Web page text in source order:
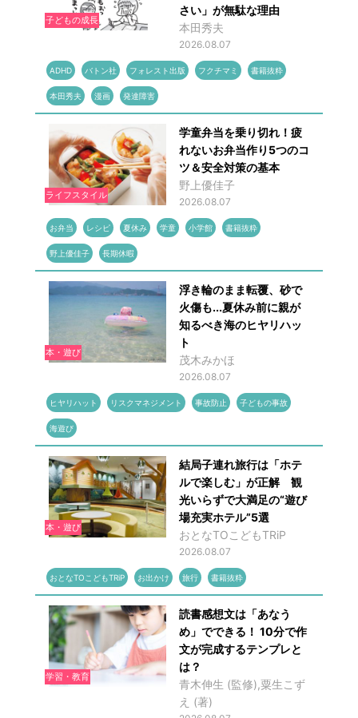
子どもの成長
さい」が無駄な理由
本田秀夫
2026.08.07
ADHD バトン社 フォレスト出版 フクチマミ 書籍抜粋
本田秀夫 漫画 発達障害
ライフスタイル
学童弁当を乗り切れ！疲
れないお弁当作り5つのコ
ツ＆安全対策の基本
野上優佳子
2026.08.07
お弁当 レシピ 夏休み 学童 小学館 書籍抜粋
野上優佳子 長期休暇
本・遊び
浮き輪のまま転覆、砂で
火傷も...夏休み前に親が
知るべき海のヒヤリハッ
ト
茂木みかほ
2026.08.07
ヒヤリハット リスクマネジメント 事故防止 子どもの事故
海遊び
本・遊び
結局子連れ旅行は「ホテ
ルで楽しむ」が正解 観
光いらずで大満足の“遊び
場充実ホテル”5選
おとなTOこどもTRiP
2026.08.07
おとなTOこどもTRiP お出かけ 旅行 書籍抜粋
学習・教育
読書感想文は「あなう
め」でできる！ 10分で作
文が完成するテンプレと
は？
青木伸生 (監修),粟生こず
え (著)